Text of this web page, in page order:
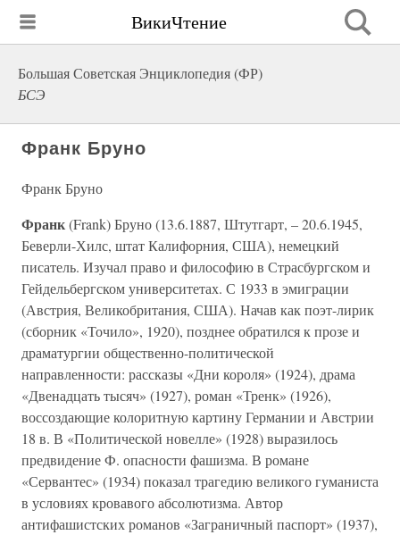
ВикиЧтение
Большая Советская Энциклопедия (ФР)
БСЭ
Франк Бруно
Франк Бруно
Франк(Frank) Бруно (13.6.1887, Штутгарт, – 20.6.1945,
Беверли-Хилс, штат Калифорния, США), немецкий
писатель. Изучал право и философию в Страсбургском и
Гейдельбергском университетах. С 1933 в эмиграции
(Австрия, Великобритания, США). Начав как поэт-лирик
(сборник «Точило», 1920), позднее обратился к прозе и
драматургии общественно-политической
направленности: рассказы «Дни короля» (1924), драма
«Двенадцать тысяч» (1927), роман «Тренк» (1926),
воссоздающие колоритную картину Германии и Австрии
18 в. В «Политической новелле» (1928) выразилось
предвидение Ф. опасности фашизма. В романе
«Сервантес» (1934) показал трагедию великого гуманиста
в условиях кровавого абсолютизма. Автор
антифашистских романов «Заграничный паспорт» (1937),